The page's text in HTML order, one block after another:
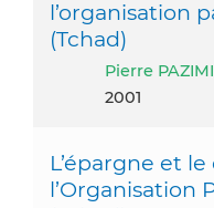
l’organisation
(Tchad)
Pierre PAZIMI
2001
L’épargne et
l’Organisation